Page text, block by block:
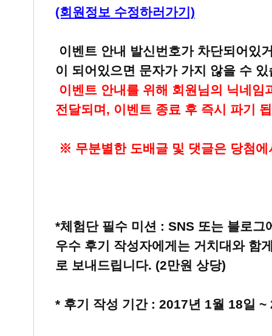
(회원정보 수정하러가기)
이벤트 안내 발신번호가 차단되어있
이 되어있으면 문자가 가지 않을 수 있
이벤트 안내를 위해 회원님의 닉네
전달되며, 이벤트 종료 후 즉시 파기
※ 무분별한 도배글 및 댓글은 당첨에
*체험단 필수 미션 : SNS 또는 블로그
우수 후기 작성자에게는 거치대와 함
로 보내드립니다. (2만원 상당)
* 후기 작성 기간 : 2017년 1월 18일 ~